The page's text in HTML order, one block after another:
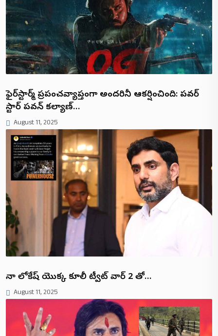
ఫైర్‌స్టార్మ్ ప్రపంచవ్యాప్తంగా అందరినీ ఆకర్షించింది: పవర్
స్టార్ పవన్ కల్యాణ్…
August 11, 2025
నారా లోకేష్ యొక్క కూలీ ట్వీట్ వార్ 2 తో…
August 11, 2025